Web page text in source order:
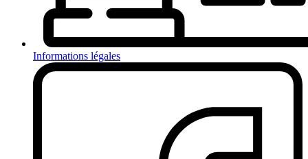
Informations légales